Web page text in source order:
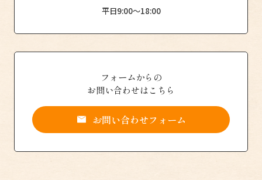
平日9:00〜18:00
フォームからの
お問い合わせはこちら
お問い合わせフォーム